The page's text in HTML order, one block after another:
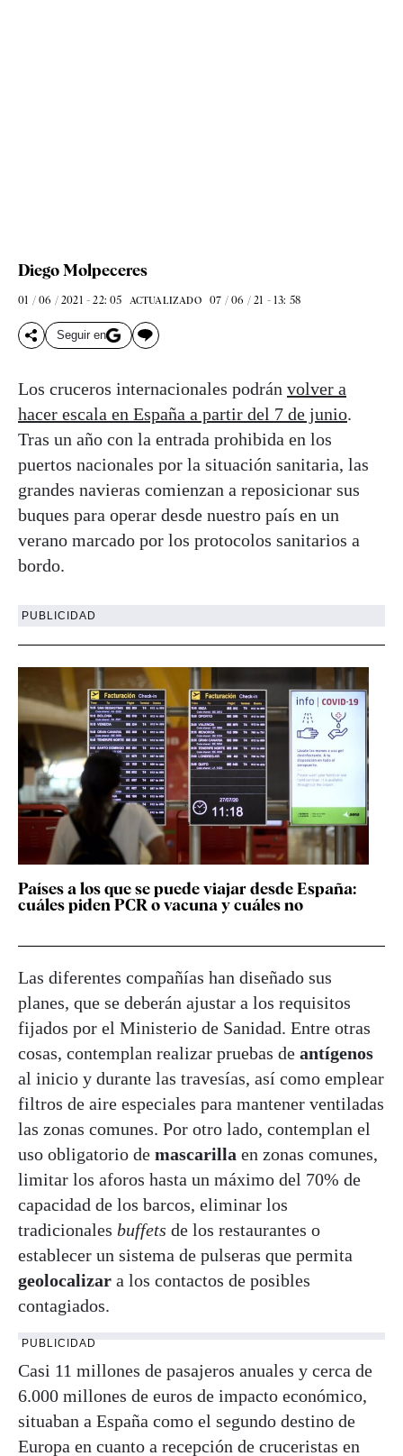
Diego Molpeceres
01 / 06 / 2021 - 22: 05 ACTUALIZADO 07 / 06 / 21 - 13: 58
Seguir en
Los cruceros internacionales podrán volver a
hacer escala en España a partir del 7 de junio.
Tras un año con la entrada prohibida en los
puertos nacionales por la situación sanitaria, las
grandes navieras comienzan a reposicionar sus
buques para operar desde nuestro país en un
verano marcado por los protocolos sanitarios a
bordo.
PUBLICIDAD
Países a los que se puede viajar desde España:
cuáles piden PCR o vacuna y cuáles no
Las diferentes compañías han diseñado sus
planes, que se deberán ajustar a los requisitos
fijados por el Ministerio de Sanidad. Entre otras
cosas, contemplan realizar pruebas de antígenos
al inicio y durante las travesías, así como emplear
filtros de aire especiales para mantener ventiladas
las zonas comunes. Por otro lado, contemplan el
uso obligatorio de mascarilla en zonas comunes,
limitar los aforos hasta un máximo del 70% de
capacidad de los barcos, eliminar los
tradicionales buffets de los restaurantes o
establecer un sistema de pulseras que permita
geolocalizar a los contactos de posibles
contagiados.
PUBLICIDAD
Casi 11 millones de pasajeros anuales y cerca de
6.000 millones de euros de impacto económico,
situaban a España como el segundo destino de
Europa en cuanto a recepción de cruceristas en